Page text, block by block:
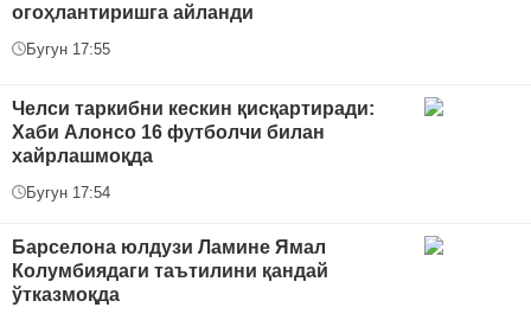
огоҳлантиришга айланди
Бугун 17:55
Челси таркибни кескин қисқартиради:
Хаби Алонсо 16 футболчи билан
хайрлашмоқда
Бугун 17:54
Барселона юлдузи Ламине Ямал
Колумбиядаги таътилини қандай
ўтказмоқда